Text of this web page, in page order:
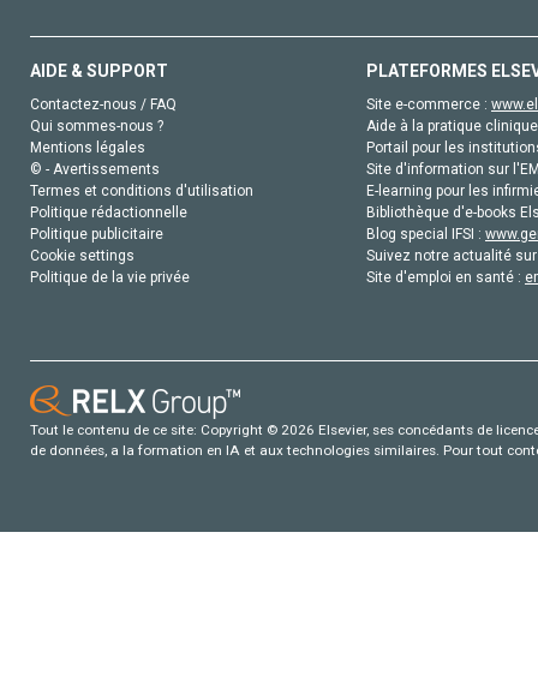
AIDE & SUPPORT
Contactez-nous / FAQ
Qui sommes-nous ?
Mentions légales
© - Avertissements
Termes et conditions d'utilisation
Politique rédactionnelle
Politique publicitaire
Cookie settings
Politique de la vie privée
PLATEFORMES
Site e-commerce :
Aide à la pratique
Portail pour les
Site d'information sur
E-learning pour les
Bibliothèque d'e-books
Blog special IFSI :
Suivez notre actualité
Site d'emploi en santé :
Tout le contenu de ce site: Copyright © 2026 Elsevier, ses concédants de
de données, a la formation en IA et aux technologies similaires. Pour tout